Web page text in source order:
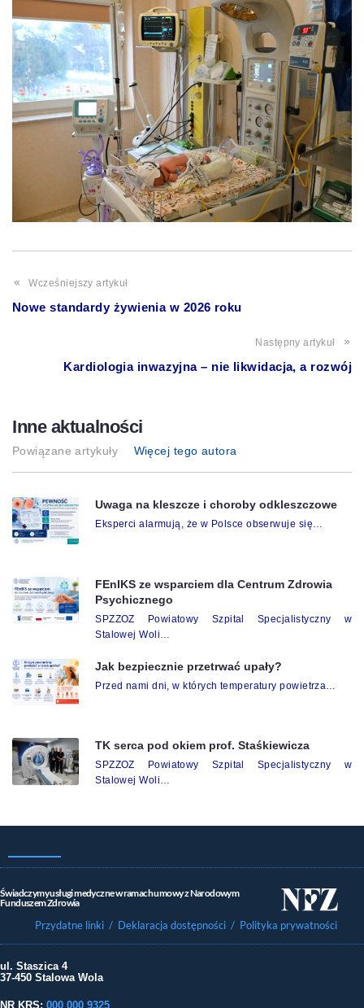
Wcześniejszy artykuł
Nowe standardy żywienia w 2026 roku
Następny artykuł
Kardiologia inwazyjna – nie likwidacja, a rozwój
Inne aktualności
Powiązane artykuły Więcej tego autora
Uwaga na kleszcze i choroby odkleszczowe
Eksperci alarmują, że w Polsce obserwuje się…
FEnIKS ze wsparciem dla Centrum Zdrowia
Psychicznego
SPZZOZ Powiatowy Szpital Specjalistyczny w
Stalowej Woli…
Jak bezpiecznie przetrwać upały?
Przed nami dni, w których temperatury powietrza…
TK serca pod okiem prof. Staśkiewicza
SPZZOZ Powiatowy Szpital Specjalistyczny w
Stalowej Woli…
Świadczymy usługi medyczne w ramach umowy z Narodowym
Funduszem Zdrowia
Przydatne linki / Deklaracja dostępności / Polityka prywatności
ul. Staszica 4
37-450 Stalowa Wola
NR KRS: 000 000 9325